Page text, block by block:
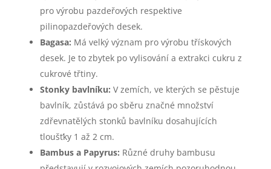
pro výrobu pazdeřových respektive
pilinopazdeřových desek.
Bagasa: Má velký význam pro výrobu třískových
desek. Je to zbytek po vylisování a extrakci cukru z
cukrové třtiny.
Stonky bavlníku: V zemích, ve kterých se pěstuje
bavlník, zůstává po sběru značné množství
zdřevnatělých stonků bavlníku dosahujících
tloušťky 1 až 2 cm.
Bambus a Papyrus: Různé druhy bambusu